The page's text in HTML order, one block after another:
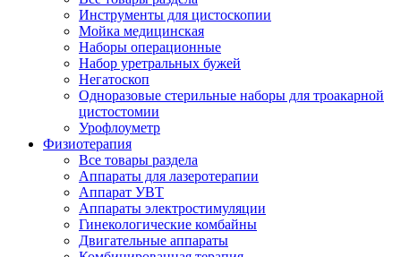
Инструменты для цистоскопии
Мойка медицинская
Наборы операционные
Набор уретральных бужей
Негатоскоп
Одноразовые стерильные наборы для троакарной
цистостомии
Урофлоуметр
Физиотерапия
Все товары раздела
Аппараты для лазеротерапии
Аппарат УВТ
Аппараты электростимуляции
Гинекологические комбайны
Двигательные аппараты